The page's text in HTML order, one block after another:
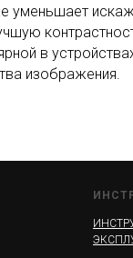
уменьшает
в
изображения.